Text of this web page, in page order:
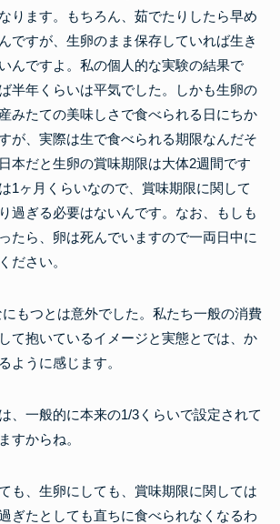
ります。もちろん、茹でたりしたら早め
ですが、生卵のまま保存していれば生き
んですよ。私の個人的な実験の結果で
半年くらいは平気でした。しかも生卵の
みたての美味しさで食べられる日にちか
が、実際は生で食べられる期限なんだそ
本だと生卵の賞味期限は大体2週間です
1ヶ月くらいなので、賞味期限に関して
過ぎる必要はないんです。なお、もしも
たら、卵は死んでいますので一両日中に
ださい。
もつとは意外でした。私たち一般の消費
て抱いているイメージと実態とでは、か
ように感じます。
、一般的に本来の1/3くらいで設定されて
すからね。
も、生卵にしても、賞味期限に関しては
ぎたとしても直ちに食べられなくなるわ